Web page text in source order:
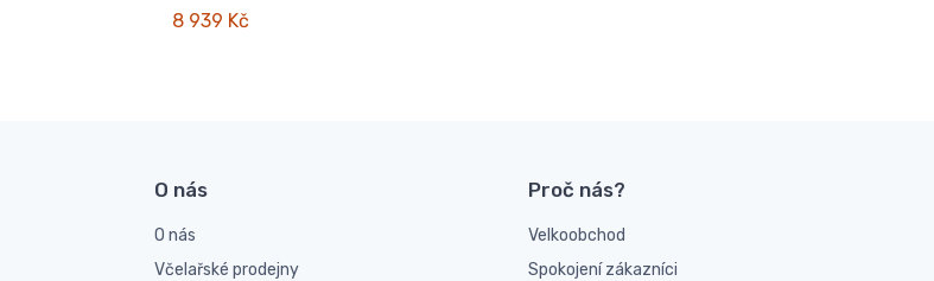
8 939 Kč
O nás
O nás
Včelařské prodejny
Proč nás?
Velkoobchod
Spokojení zákazníci